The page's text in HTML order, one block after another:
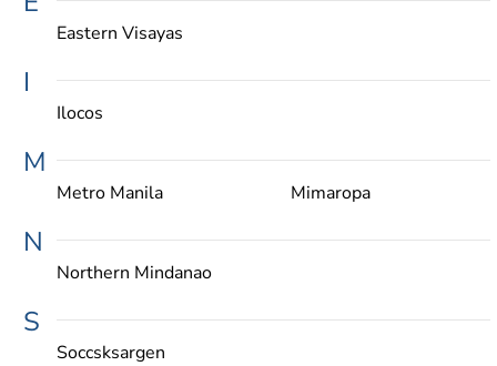
Eastern Visayas
I
Ilocos
M
Metro Manila Mimaropa
N
Northern Mindanao
S
Soccsksargen